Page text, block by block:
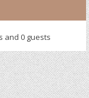
and 0 guests